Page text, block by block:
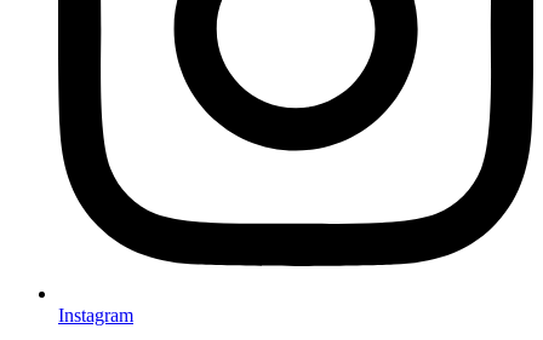
Instagram